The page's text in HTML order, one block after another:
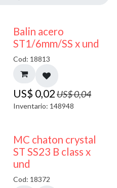
50% DESCUENTO
Balin acero
ST1/6mm/SS x und
Cod: 18813
US$ 0,02US$0,04
Inventario: 148948
MC chaton crystal
ST SS23 B class x
und
Cod: 18372